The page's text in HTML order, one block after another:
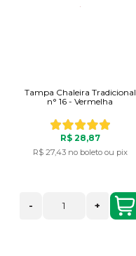
Tampa Chaleira Tradicional
n° 16 - Vermelha
R$ 28,87
R$ 27,43 no boleto ou pix
- +